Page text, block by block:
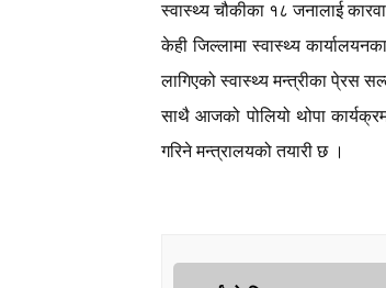
स्वास्थ्य चौकीका १८ जनालाई
केही जिल्लामा स्वास्थ्य
लागिएको स्वास्थ्य मन्त्रीका पे्रस
साथै आजको पोलियो थोपा
गरिने मन्त्रालयको तयारी छ ।